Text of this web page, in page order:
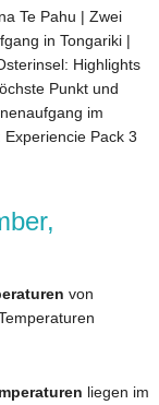
Te Pahu | Zwei
in Tongariki |
Highlights
Punkt und
im
Pack 3
von
liegen im